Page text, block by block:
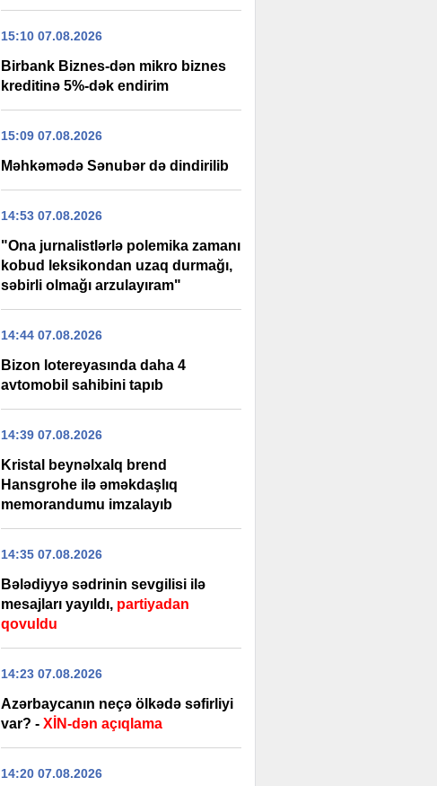
15:10 07.08.2026
Birbank Biznes-dən mikro biznes
kreditinə 5%-dək endirim
15:09 07.08.2026
Məhkəmədə Sənubər də dindirilib
14:53 07.08.2026
"Ona jurnalistlərlə polemika zamanı
kobud leksikondan uzaq durmağı,
səbirli olmağı arzulayıram"
14:44 07.08.2026
Bizon lotereyasında daha 4
avtomobil sahibini tapıb
14:39 07.08.2026
Kristal beynəlxalq brend
Hansgrohe ilə əməkdaşlıq
memorandumu imzalayıb
14:35 07.08.2026
Bələdiyyə sədrinin sevgilisi ilə
mesajları yayıldı, partiyadan
qovuldu
14:23 07.08.2026
Azərbaycanın neçə ölkədə səfirliyi
var? - XİN-dən açıqlama
14:20 07.08.2026